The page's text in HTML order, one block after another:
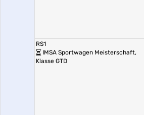
RS1
IMSA Sportwagen Meisterschaft,
Klasse GTD